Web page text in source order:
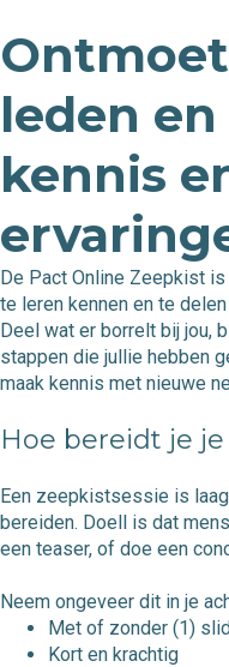
leden en
kennis
De Pact Online Zeepkist
te leren kennen en te
Deel wat er borrelt bij jou,
stappen die jullie hebben
maak kennis met nieuwe
Hoe bereidt je je
Een zeepkistsessie is
bereiden. Doell is dat
een teaser, of doe een
Neem ongeveer dit in je
Met of zonder (1)
Kort en krachtig